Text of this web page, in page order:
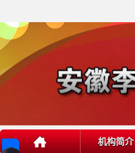
机构简介